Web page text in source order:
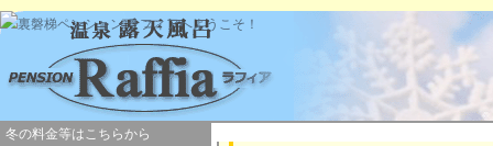
冬の料金等はこちらから